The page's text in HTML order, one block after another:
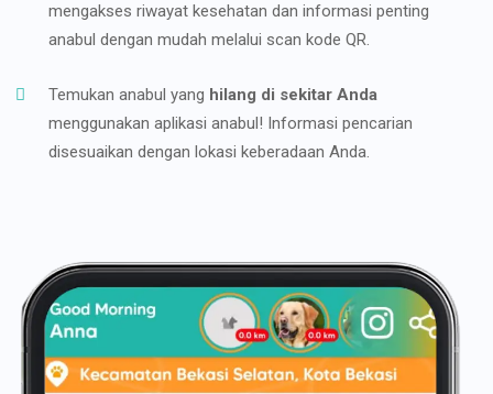
mengakses riwayat kesehatan dan informasi penting
anabul dengan mudah melalui scan kode QR.
Temukan anabul yang hilang di sekitar Anda
menggunakan aplikasi anabul! Informasi pencarian
disesuaikan dengan lokasi keberadaan Anda.